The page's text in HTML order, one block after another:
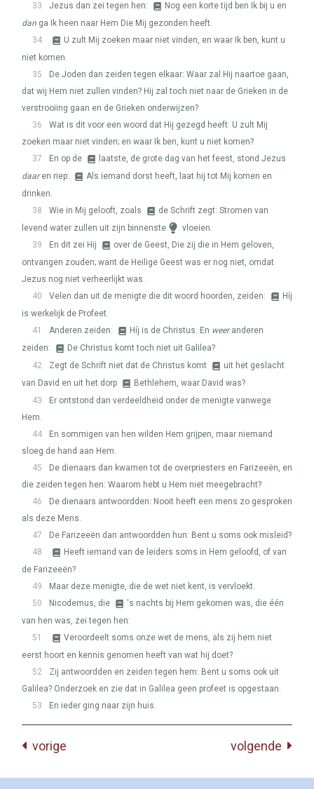
33
Jezus dan zei tegen hen:
Nog een korte tijd ben Ik bij u en
dan ga Ik heen naar Hem Die Mij gezonden heeft.
34
U zult Mij zoeken maar niet vinden, en waar Ik ben, kunt u
niet komen.
35
De Joden dan zeiden tegen elkaar: Waar zal Hij naartoe gaan,
dat wij Hem niet zullen vinden? Hij zal toch niet naar de Grieken in de
verstrooiing gaan en de Grieken onderwijzen?
36
Wat is dit voor een woord dat Hij gezegd heeft: U zult Mij
zoeken maar niet vinden; en waar Ik ben, kunt u niet komen?
37
En op de
laatste, de grote dag van het feest, stond Jezus
daaren riep:
Als iemand dorst heeft, laat hij tot Mij komen en
drinken.
38
Wie in Mij gelooft, zoals
de Schrift zegt: Stromen van
levend water zullen uit zijn binnenste
vloeien.
39
En dit zei Hij
over de Geest, Die zij die in Hem geloven,
ontvangen zouden; want de Heilige Geest was er nog niet, omdat
Jezus nog niet verheerlijkt was.
40
Velen dan uit de menigte die dit woord hoorden, zeiden:
Híj
is werkelijk de Profeet.
41
Anderen zeiden: Híj is de Christus. En weeranderen
zeiden:
De Christus komt toch niet uit Galilea?
42
Zegt de Schrift niet dat de Christus komt
uit het geslacht
van David en uit het dorp
Bethlehem, waar David was?
43
Er ontstond dan verdeeldheid onder de menigte vanwege
Hem.
44
En sommigen van hen wilden Hem grijpen, maar niemand
sloeg de hand aan Hem.
45
De dienaars dan kwamen tot de overpriesters en Farizeeën, en
die zeiden tegen hen: Waarom hebt u Hem niet meegebracht?
46
De dienaars antwoordden: Nooit heeft een mens zo gesproken
als deze Mens.
47
De Farizeeën dan antwoordden hun: Bent u soms ook misleid?
48
Heeft iemand van de leiders soms in Hem geloofd, of van
de Farizeeën?
49
Maar deze menigte, die de wet niet kent, is vervloekt.
50
Nicodemus, die
's nachts bij Hem gekomen was, die één
van hen was, zei tegen hen:
51
Veroordeelt soms onze wet de mens, als zij hem niet
eerst hoort en kennis genomen heeft van wat hij doet?
52
Zij antwoordden en zeiden tegen hem: Bent u soms ook uit
Galilea? Onderzoek en zie dat in Galilea geen profeet is opgestaan.
53
En ieder ging naar zijn huis.
vorige volgende